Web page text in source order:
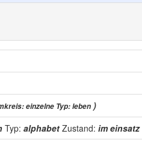
einzelne Typ: leben )
Typ: alphabet Zustand: im einsatz